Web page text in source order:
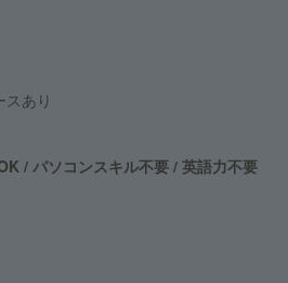
スあり
/ パソコンスキル不要 / 英語力不要